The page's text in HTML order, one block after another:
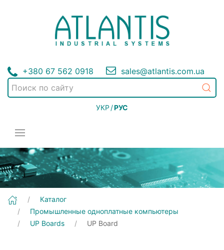
+380 67 562 0918 sales@atlantis.com.ua
УКР /РУС
Каталог
Промышленные одноплатные компьютеры
UP Boards
UP Board